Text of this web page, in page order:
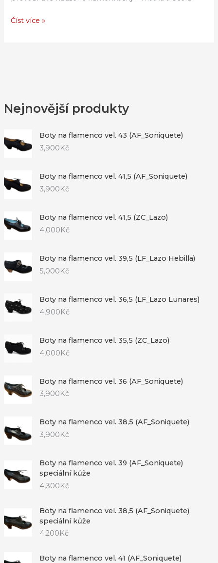
Nejnovější produkty
Boty na flamenco vel. 43 (AF_Soniquete)
3,900Kč
Boty na flamenco vel. 41,5 (AF_Soniquete)
3,900Kč
Boty na flamenco vel. 41,5 (ZC_Lazo)
4,000Kč
Boty na flamenco vel. 39,5 (LF_Lazo Hebilla)
5,000Kč
Boty na flamenco vel. 36,5 (LF_Lazo Lunares)
4,900Kč
Boty na flamenco vel. 35,5 (ZC_Lazo)
4,000Kč
Boty na flamenco vel. 36 (AF_Soniquete)
3,900 Kč
Boty na flamenco vel. 38,5 (AF_Soniquete)
3,900Kč
Boty na flamenco vel. 39 (AF_Soniquete)
speciální kůže
4,300Kč
Boty na flamenco vel. 38,5 (AF_Soniquete)
speciální kůže
4,200 Kč
Boty na flamenco vel. 41 (AF_Soniquete)
Číst více »